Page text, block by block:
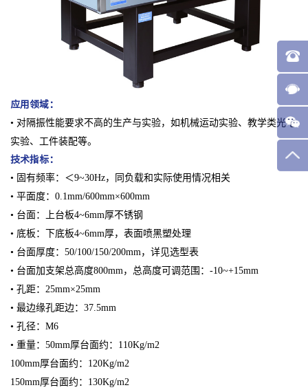
应用领域：
• 对隔振性能要求不高的生产与实验，如机械运动实验、教学类光电
实验、工件装配等。
技术指标：
• 固有频率：＜9~30Hz，同负载和实际使用情况相关
• 平面度：0.1mm/600mm×600mm
• 台面：上台板4~6mm厚不锈钢
• 底板：下底板4~6mm厚，表面喷黑塑处理
• 台面厚度：50/100/150/200mm，详见选型表
• 台面加支架总高度800mm，总高度可调范围：-10~+15mm
• 孔距：25mm×25mm
• 最边缘孔距边：37.5mm
• 孔径：M6
• 重量：50mm厚台面约：110Kg/m2
100mm厚台面约：120Kg/m2
150mm厚台面约：130Kg/m2